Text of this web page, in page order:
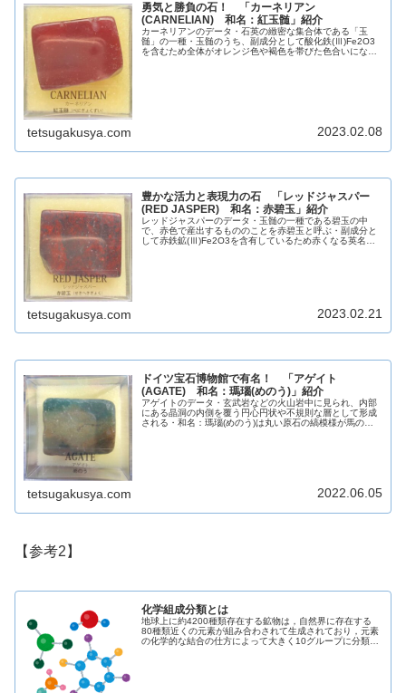
勇気と勝負の石！ 「カーネリアン
(CARNELIAN) 和名：紅玉髄」紹介
カーネリアンのデータ・石英の緻密な集合体である「玉
髄」の一種・玉髄のうち、副成分として酸化鉄(Ⅲ)Fe2O3
を含むため全体がオレンジ色や褐色を帯びた色合いになっ
tetsugakusya.com 2023.02.08
豊かな活力と表現力の石 「レッドジャスパー
(RED JASPER) 和名：赤碧玉」紹介
レッドジャスパーのデータ・玉髄の一種である碧玉の中
で、赤色で産出するもののことを赤碧玉と呼ぶ・副成分と
して赤鉄鉱(Ⅲ)Fe2O3を含有しているため赤くなる英名
tetsugakusya.com 2023.02.21
ドイツ宝石博物館で有名！ 「アゲイト
(AGATE) 和名：瑪瑙(めのう)」紹介
アゲイトのデータ・玄武岩などの火山岩中に見られ、内部
にある晶洞の内側を覆う円心円状や不規則な層として形成
される・和名：瑪瑙(めのう)は丸い原石の縞模様が馬の脳
tetsugakusya.com 2022.06.05
【参考2】
化学組成分類とは
地球上に約4200種類存在する鉱物は，自然界に存在する
80種類近くの元素が組み合わされて生成されており，元素
の化学的な結合の仕方によって大きく10グループに分類す